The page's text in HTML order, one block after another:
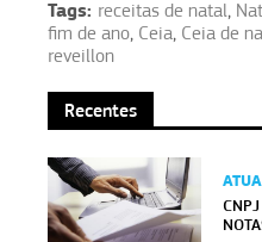
Tags: receitas de natal,
fim de ano, Ceia, Ceia de
reveillon
Recentes